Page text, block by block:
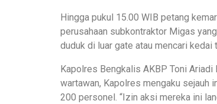
Hingga pukul 15.00 WIB petang
perusahaan subkontraktor Migas
duduk di luar gate atau mencari kedai
Kapolres Bengkalis AKBP Toni
wartawan, Kapolres mengaku sejauh
200 personel. “Izin aksi mereka ini